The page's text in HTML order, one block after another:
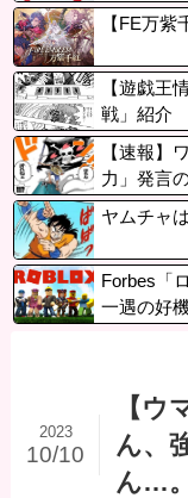
【FE万
【遊戯王
戦」紹介
【速報】
力」発言
ヤムチャ
Forbes「
一遇の好
【ウ
ん、
ん…。
2023
10/10